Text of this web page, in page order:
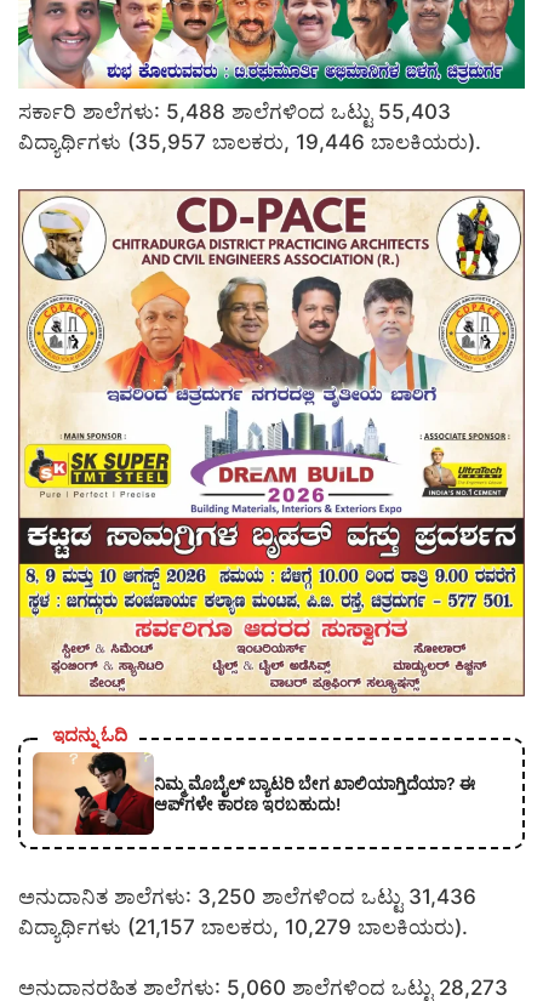
ಸರ್ಕಾರಿ ಶಾಲೆಗಳು: 5,488 ಶಾಲೆಗಳಿಂದ ಒಟ್ಟು 55,403
ವಿದ್ಯಾರ್ಥಿಗಳು (35,957 ಬಾಲಕರು, 19,446 ಬಾಲಕಿಯರು).
ಇದನ್ನು ಓದಿ
ನಿಮ್ಮ ಮೊಬೈಲ್ ಬ್ಯಾಟರಿ ಬೇಗ ಖಾಲಿಯಾಗ್ತಿದೆಯಾ? ಈ
ಆಪ್‌ಗಳೇ ಕಾರಣ ಇರಬಹುದು!
ಅನುದಾನಿತ ಶಾಲೆಗಳು: 3,250 ಶಾಲೆಗಳಿಂದ ಒಟ್ಟು 31,436
ವಿದ್ಯಾರ್ಥಿಗಳು (21,157 ಬಾಲಕರು, 10,279 ಬಾಲಕಿಯರು).
ಅನುದಾನರಹಿತ ಶಾಲೆಗಳು: 5,060 ಶಾಲೆಗಳಿಂದ ಒಟ್ಟು 28,273